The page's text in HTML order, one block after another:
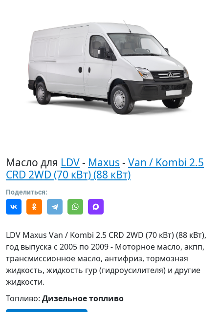
Масло для LDV- Maxus - Van / Kombi 2.5
CRD 2WD (70 кВт) (88 кВт)
Поделиться:
LDV Maxus Van / Kombi 2.5 CRD 2WD (70 кВт) (88 кВт),
год выпуска с 2005 по 2009 - Моторное масло, акпп,
трансмиссионное масло, антифриз, тормозная
жидкость, жидкость гур (гидроусилителя) и другие
жидкости.
Топливо: Дизельное топливо